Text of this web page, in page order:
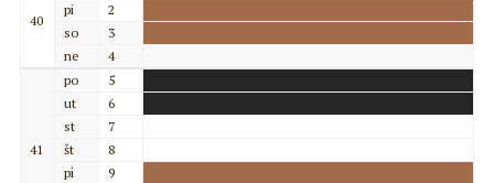
40
pi
2
so
3
ne
4
41
po
5
ut
6
st
7
št
8
pi
9